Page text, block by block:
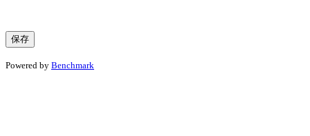
Powered by Benchmark